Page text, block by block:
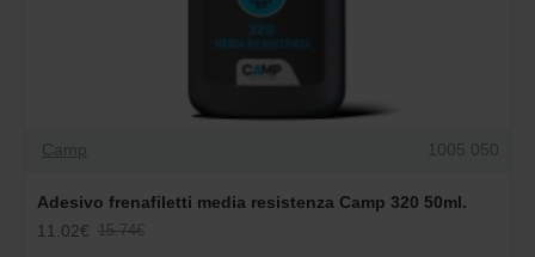
Camp 1005 050
Adesivo frenafiletti media resistenza Camp 320 50ml.
11.02€ 15.74€